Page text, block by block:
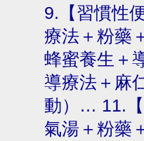
9.【習慣性
療法＋粉藥
蜂蜜養生＋
導療法＋麻
動）… 11.【
氣湯＋粉藥